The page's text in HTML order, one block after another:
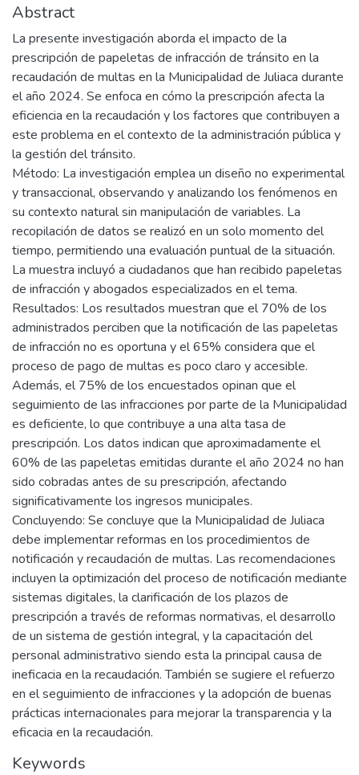
Abstract
La presente investigación aborda el impacto de la
prescripción de papeletas de infracción de tránsito en la
recaudación de multas en la Municipalidad de Juliaca durante
el año 2024. Se enfoca en cómo la prescripción afecta la
eficiencia en la recaudación y los factores que contribuyen a
este problema en el contexto de la administración pública y
la gestión del tránsito.
Método: La investigación emplea un diseño no experimental
y transaccional, observando y analizando los fenómenos en
su contexto natural sin manipulación de variables. La
recopilación de datos se realizó en un solo momento del
tiempo, permitiendo una evaluación puntual de la situación.
La muestra incluyó a ciudadanos que han recibido papeletas
de infracción y abogados especializados en el tema.
Resultados: Los resultados muestran que el 70% de los
administrados perciben que la notificación de las papeletas
de infracción no es oportuna y el 65% considera que el
proceso de pago de multas es poco claro y accesible.
Además, el 75% de los encuestados opinan que el
seguimiento de las infracciones por parte de la Municipalidad
es deficiente, lo que contribuye a una alta tasa de
prescripción. Los datos indican que aproximadamente el
60% de las papeletas emitidas durante el año 2024 no han
sido cobradas antes de su prescripción, afectando
significativamente los ingresos municipales.
Concluyendo: Se concluye que la Municipalidad de Juliaca
debe implementar reformas en los procedimientos de
notificación y recaudación de multas. Las recomendaciones
incluyen la optimización del proceso de notificación mediante
sistemas digitales, la clarificación de los plazos de
prescripción a través de reformas normativas, el desarrollo
de un sistema de gestión integral, y la capacitación del
personal administrativo siendo esta la principal causa de
ineficacia en la recaudación. También se sugiere el refuerzo
en el seguimiento de infracciones y la adopción de buenas
prácticas internacionales para mejorar la transparencia y la
eficacia en la recaudación.
Keywords